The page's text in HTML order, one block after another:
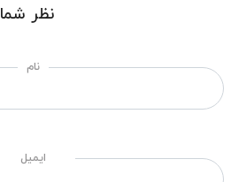
نظر شما
نام
ایمیل